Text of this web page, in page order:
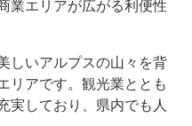
業エリアが広がる利便性
しいアルプスの山々を背
リアです。観光業ととも
実しており、県内でも人